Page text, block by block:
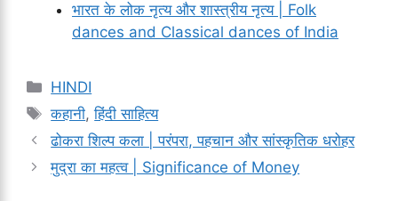
भारत के लोक नृत्य और शास्त्रीय नृत्य | Folk
dances and Classical dances of India
Categories
HINDI
Tags
कहानी,हिंदी साहित्य
ढोकरा शिल्प कला | परंपरा, पहचान और सांस्कृतिक धरोहर
मुद्रा का महत्व | Significance of Money